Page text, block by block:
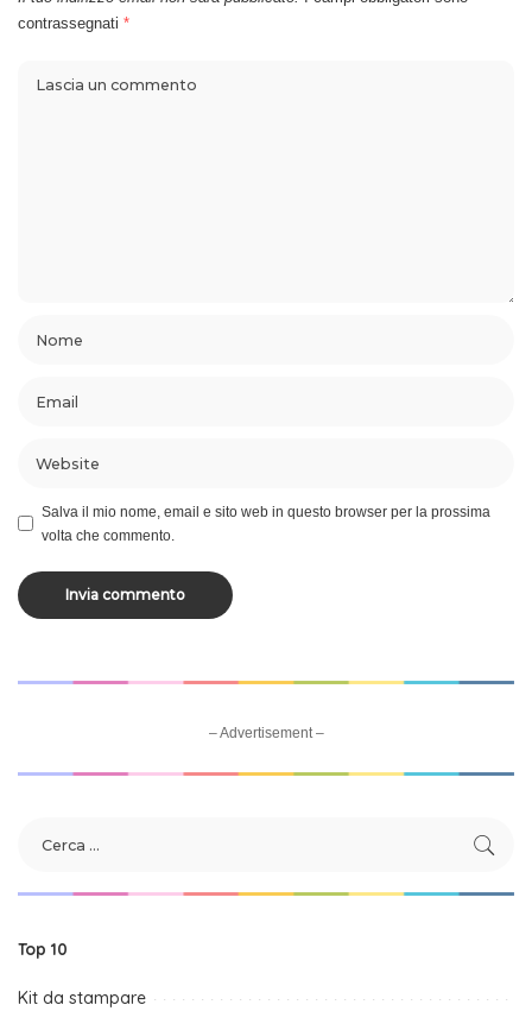
contrassegnati *
Salva il mio nome, email e sito web in questo browser per la prossima
volta che commento.
– Advertisement –
Top 10
Kit da stampare